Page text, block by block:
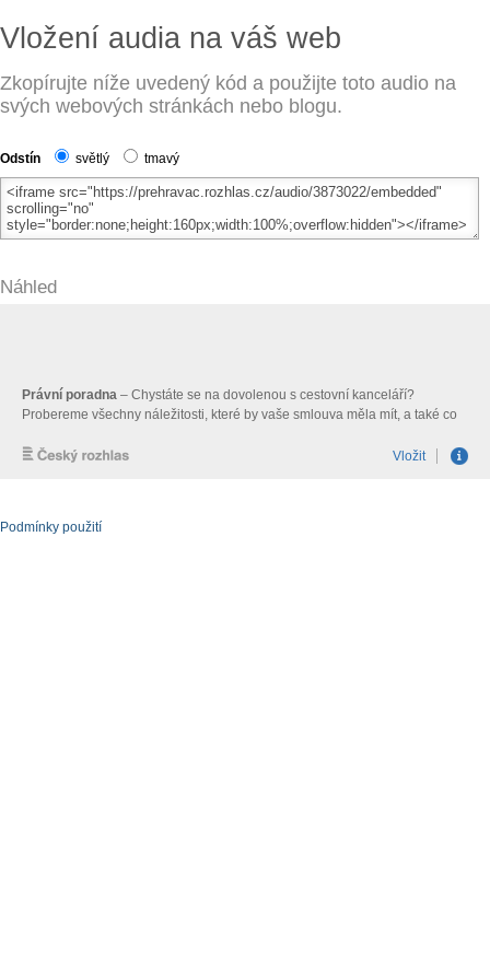
Vložení audia na váš web
Zkopírujte níže uvedený kód a použijte toto audio na
svých webových stránkách nebo blogu.
Odstín světlý tmavý
Náhled
Podmínky použití